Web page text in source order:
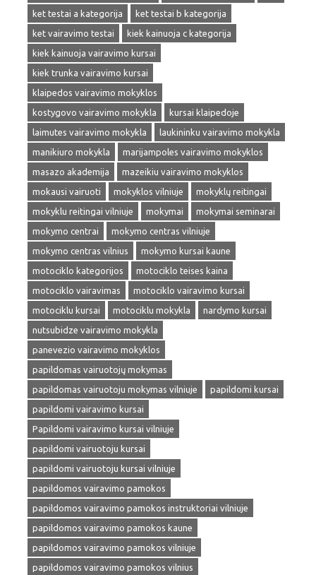
ket testai a kategorija
ket testai b kategorija
ket vairavimo testai
kiek kainuoja c kategorija
kiek kainuoja vairavimo kursai
kiek trunka vairavimo kursai
klaipedos vairavimo mokyklos
kostygovo vairavimo mokykla
kursai klaipedoje
laimutes vairavimo mokykla
laukininku vairavimo mokykla
manikiuro mokykla
marijampoles vairavimo mokyklos
masazo akademija
mazeikiu vairavimo mokyklos
mokausi vairuoti
mokyklos vilniuje
mokyklų reitingai
mokyklu reitingai vilniuje
mokymai
mokymai seminarai
mokymo centrai
mokymo centras vilniuje
mokymo centras vilnius
mokymo kursai kaune
motociklo kategorijos
motociklo teises kaina
motociklo vairavimas
motociklo vairavimo kursai
motociklu kursai
motociklu mokykla
nardymo kursai
nutsubidze vairavimo mokykla
panevezio vairavimo mokyklos
papildomas vairuotojų mokymas
papildomas vairuotoju mokymas vilniuje
papildomi kursai
papildomi vairavimo kursai
Papildomi vairavimo kursai vilniuje
papildomi vairuotoju kursai
papildomi vairuotoju kursai vilniuje
papildomos vairavimo pamokos
papildomos vairavimo pamokos instruktoriai vilniuje
papildomos vairavimo pamokos kaune
papildomos vairavimo pamokos vilniuje
papildomos vairavimo pamokos vilnius